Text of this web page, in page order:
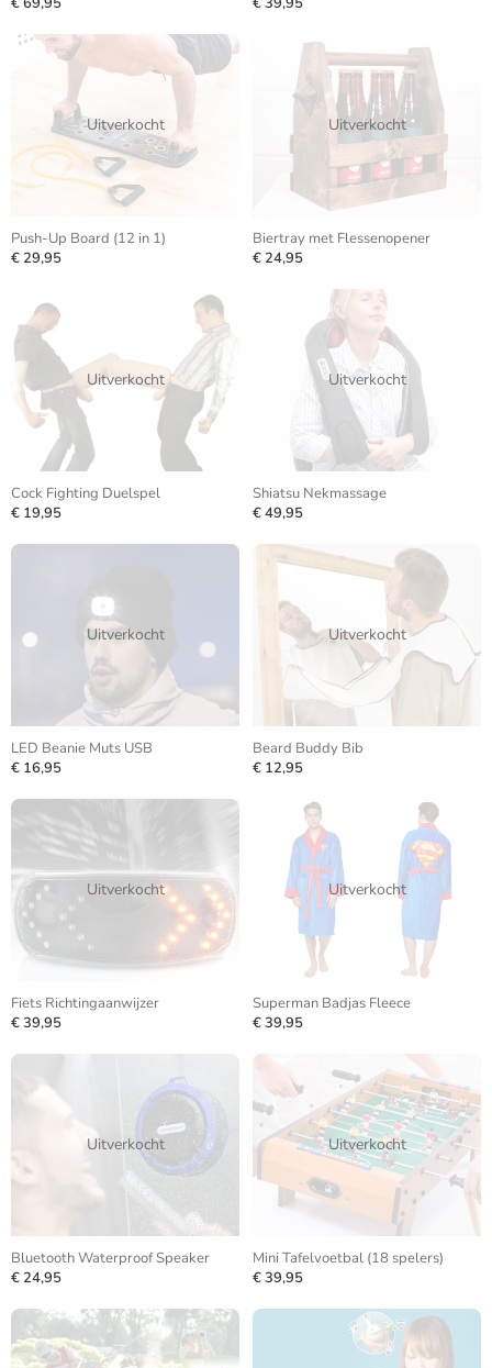
Uitverkocht
Push-Up Board (12 in 1)
€ 29,95
Uitverkocht
Biertray met Flessenopener
€ 24,95
Uitverkocht
Cock Fighting Duelspel
€ 19,95
Uitverkocht
Shiatsu Nekmassage
€ 49,95
Uitverkocht
LED Beanie Muts USB
€ 16,95
Uitverkocht
Beard Buddy Bib
€ 12,95
Uitverkocht
Fiets Richtingaanwijzer
€ 39,95
Uitverkocht
Superman Badjas Fleece
€ 39,95
Uitverkocht
Bluetooth Waterproof Speaker
€ 24,95
Uitverkocht
Mini Tafelvoetbal (18 spelers)
€ 39,95